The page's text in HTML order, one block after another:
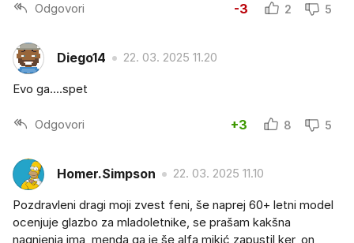
Odgovori -3 2 5
Diego14 22. 03. 2025 11.20
Evo ga....spet
Odgovori +3 8 5
Homer.Simpson 22. 03. 2025 11.10
Pozdravleni dragi moji zvest feni, še naprej 60+ letni model
ocenjuje glazbo za mladoletnike, se prašam kakšna
nagnjenja ima, menda ga je še alfa mikić zapustil ker, on